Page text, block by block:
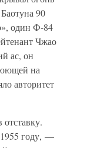
90
один Ф-84
Чжао
ас, он
на
авторитет
году, —